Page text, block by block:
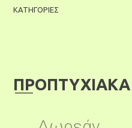
ΚΑΤΗΓΟΡΙΕΣ
ΠΡΟΠΤΥΧΙΑΚΑ